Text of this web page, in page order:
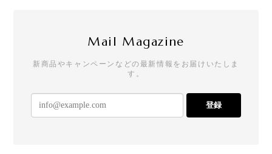
イエロー：レモン味
もらえました。
Mail Magazine
新商品やキャンペーンなどの最新情報をお届けいたしま
す。
登録